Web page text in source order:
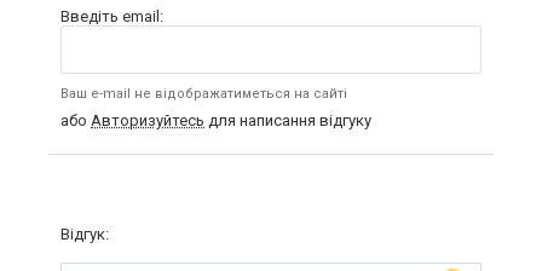
Введіть email:
Ваш e-mail не відображатиметься на сайті
або Авторизуйтесь для написання відгуку
Відгук: